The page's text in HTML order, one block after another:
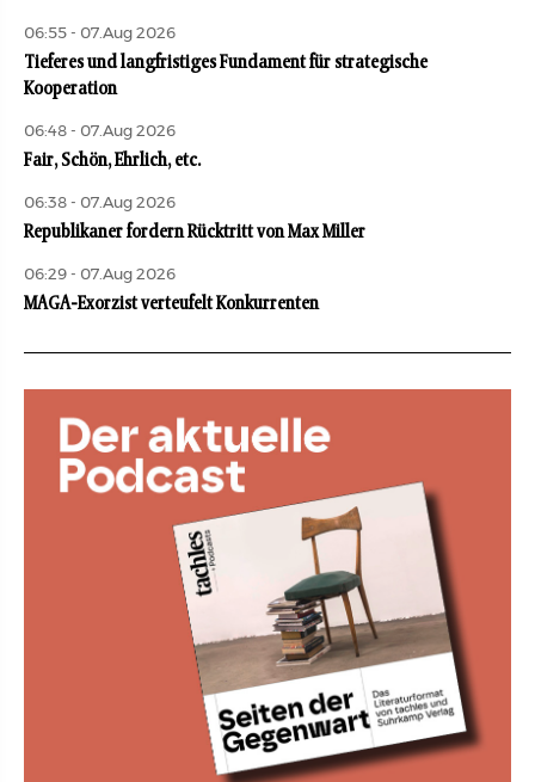
06:55 - 07.Aug 2026
Tieferes und langfristiges Fundament für strategische
Kooperation
06:48 - 07.Aug 2026
Fair, Schön, Ehrlich, etc.
06:38 - 07.Aug 2026
Republikaner fordern Rücktritt von Max Miller
06:29 - 07.Aug 2026
MAGA-Exorzist verteufelt Konkurrenten